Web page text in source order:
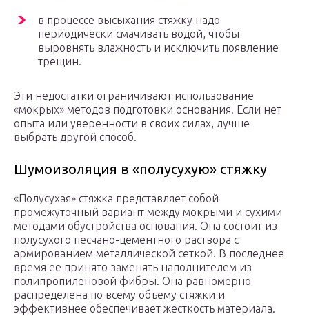
в процессе высыхания стяжку надо
периодически смачивать водой, чтобы
выровнять влажность и исключить появление
трещин.
Эти недостатки ограничивают использование
«мокрых» методов подготовки основания. Если нет
опыта или уверенности в своих силах, лучше
выбрать другой способ.
Шумоизоляция в «полусухую» стяжку
«Полусухая» стяжка представляет собой
промежуточный вариант между мокрыми и сухими
методами обустройства основания. Она состоит из
полусухого песчано-цементного раствора с
армированием металлической сеткой. В последнее
время ее принято заменять наполнителем из
полипропиленовой фибры. Она равномерно
распределена по всему объему стяжки и
эффективнее обеспечивает жесткость материала.